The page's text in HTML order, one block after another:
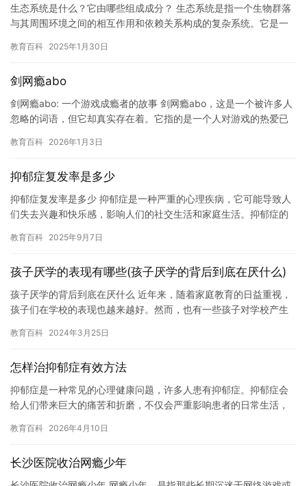
生态系统是什么？它由哪些组成成分？ 生态系统是指一个生物群落
与其周围环境之间的相互作用和依赖关系构成的复杂系统。它是一
演着…
教育百科 2025年1月30日
剑网瘾abo
剑网瘾abo: 一个游戏成瘾者的故事 剑网瘾abo，这是一个被许多人
忽略的词语，但它却真实存在着。它指的是一个人对游戏的热爱已
教育百科 2026年1月3日
抑郁症复发率是多少
抑郁症复发率是多少 抑郁症是一种严重的心理疾病，它可能导致人
们失去兴趣和快乐感，影响人们的社交生活和家庭生活。抑郁症的
复…
教育百科 2025年9月7日
孩子厌学的表现有哪些(孩子厌学的背后到底在厌什么)
孩子厌学的背后到底在厌什么 近年来，随着家庭教育的日益重视，
孩子们在学校的表现也越来越好。然而，也有一些孩子对学校产生
子…
教育百科 2024年3月25日
怎样治抑郁症有效方法
抑郁症是一种常见的心理健康问题，许多人患有抑郁症。抑郁症会
给人们带来巨大的痛苦和折磨，不仅会严重影响患者的日常生活，
的。那么…
教育百科 2026年4月10日
长沙医院收治网瘾少年